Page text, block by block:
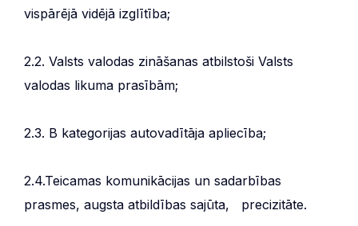
vispārējā vidējā izglītība;
2.2. Valsts valodas zināšanas atbilstoši Valsts
valodas likuma prasībām;
2.3. B kategorijas autovadītāja apliecība;
2.4.Teicamas komunikācijas un sadarbības
prasmes, augsta atbildības sajūta, precizitāte.